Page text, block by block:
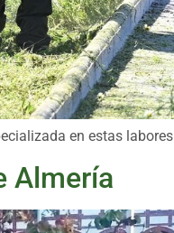
en estas labores
Almería